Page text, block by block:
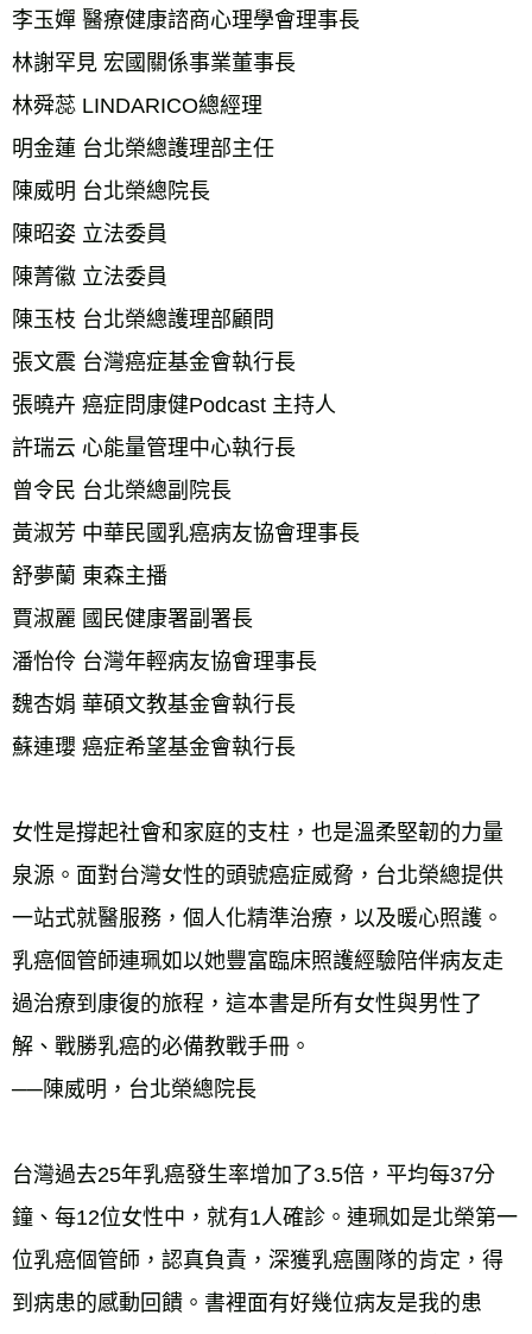
李玉嬋 醫療健康諮商心理學會理事長
林謝罕見 宏國關係事業董事長
林舜蕊 LINDARICO總經理
明金蓮 台北榮總護理部主任
陳威明 台北榮總院長
陳昭姿 立法委員
陳菁徽 立法委員
陳玉枝 台北榮總護理部顧問
張文震 台灣癌症基金會執行長
張曉卉 癌症問康健Podcast 主持人
許瑞云 心能量管理中心執行長
曾令民 台北榮總副院長
黃淑芳 中華民國乳癌病友協會理事長
舒夢蘭 東森主播
賈淑麗 國民健康署副署長
潘怡伶 台灣年輕病友協會理事長
魏杏娟 華碩文教基金會執行長
蘇連瓔 癌症希望基金會執行長
女性是撐起社會和家庭的支柱，也是溫柔堅韌的力量
泉源。面對台灣女性的頭號癌症威脅，台北榮總提供
一站式就醫服務，個人化精準治療，以及暖心照護。
乳癌個管師連珮如以她豐富臨床照護經驗陪伴病友走
過治療到康復的旅程，這本書是所有女性與男性了
解、戰勝乳癌的必備教戰手冊。
──陳威明，台北榮總院長
台灣過去25年乳癌發生率增加了3.5倍，平均每37分
鐘、每12位女性中，就有1人確診。連珮如是北榮第一
位乳癌個管師，認真負責，深獲乳癌團隊的肯定，得
到病患的感動回饋。書裡面有好幾位病友是我的患